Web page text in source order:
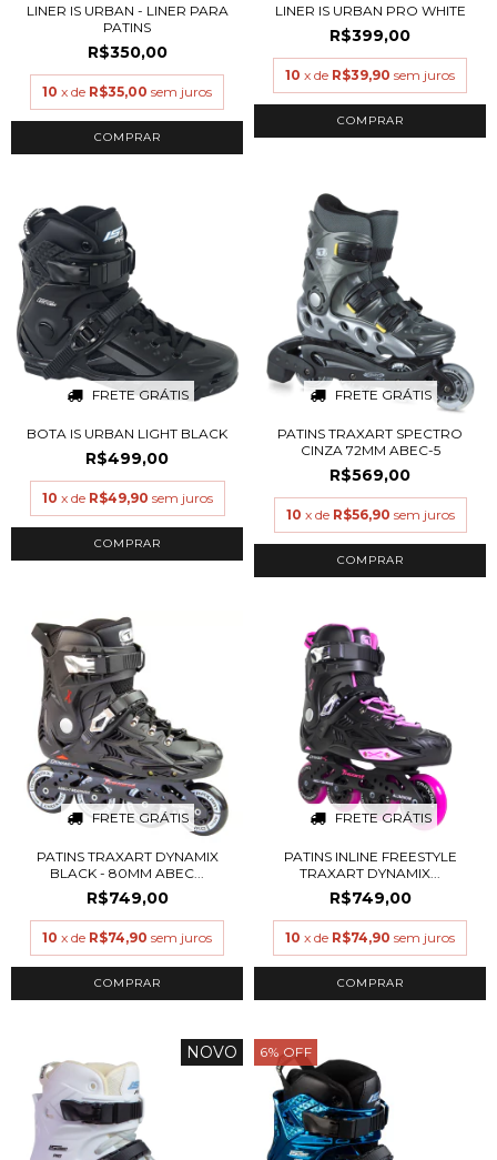
LINER IS URBAN - LINER PARA
PATINS
R$350,00
10 x de R$35,00 sem juros
COMPRAR
LINER IS URBAN PRO WHITE
R$399,00
10 x de R$39,90 sem juros
COMPRAR
FRETE GRÁTIS
BOTA IS URBAN LIGHT BLACK
R$499,00
10 x de R$49,90 sem juros
COMPRAR
FRETE GRÁTIS
PATINS TRAXART SPECTRO
CINZA 72MM ABEC-5
R$569,00
10 x de R$56,90 sem juros
COMPRAR
FRETE GRÁTIS
PATINS TRAXART DYNAMIX
BLACK - 80MM ABEC...
R$749,00
10 x de R$74,90 sem juros
COMPRAR
FRETE GRÁTIS
PATINS INLINE FREESTYLE
TRAXART DYNAMIX...
R$749,00
10 x de R$74,90 sem juros
COMPRAR
NOVO 6% OFF